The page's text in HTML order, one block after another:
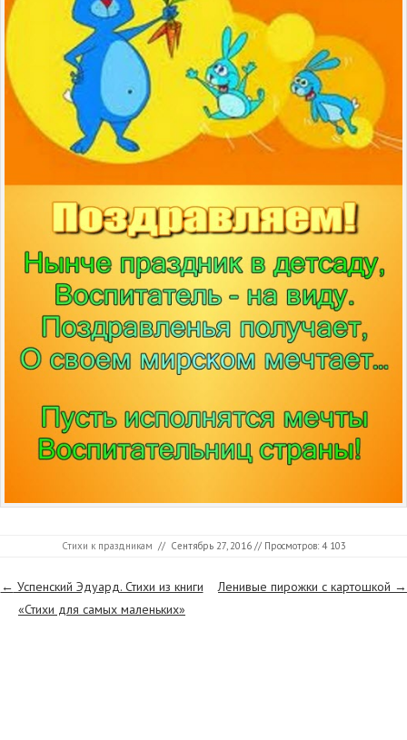
Стихи к праздникам // Сентябрь 27, 2016// Просмотров: 4 103
Страницы
← Успенский Эдуард. Стихи из книги
«Стихи для самых маленьких»
Ленивые пирожки с картошкой →